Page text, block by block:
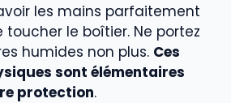
les mains parfaitement
le boîtier. Ne portez
humides non plus. Ces
sont élémentaires
protection.